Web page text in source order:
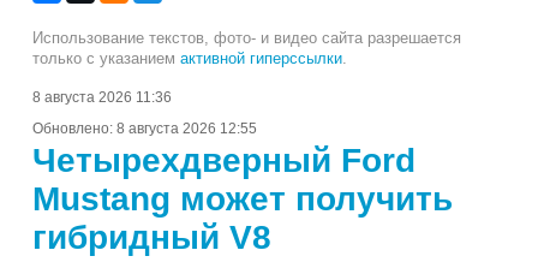
Использование текстов, фото- и видео сайта разрешается
только с указанием активной гиперссылки
8 августа 2026 11:36
Обновлено: 8 августа 2026 12:55
Четырехдверный Ford
Mustang может получить
гибридный V8